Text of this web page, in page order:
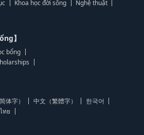
Khoa học đời sống
Nghệ thuật
】
bổng
体字） 中文（繁體字）
한국어
ทย